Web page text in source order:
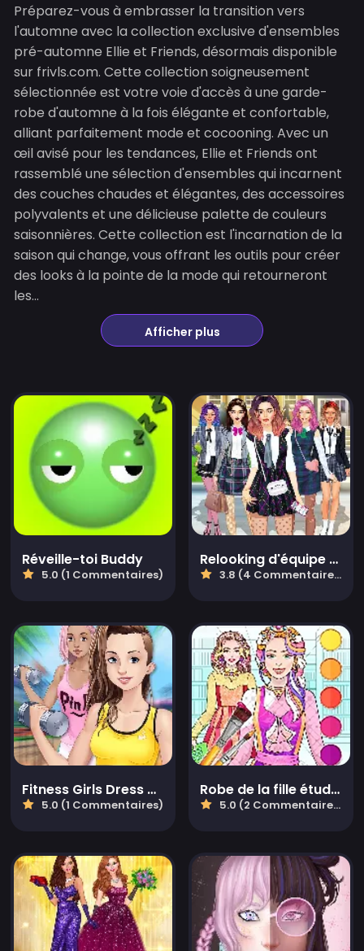
Préparez-vous à embrasser la transition vers
l'automne avec la collection exclusive d'ensembles
pré-automne Ellie et Friends, désormais disponible
sur frivls.com. Cette collection soigneusement
sélectionnée est votre voie d'accès à une garde-
robe d'automne à la fois élégante et confortable,
alliant parfaitement mode et cocooning. Avec un
œil avisé pour les tendances, Ellie et Friends ont
rassemblé une sélection d'ensembles qui incarnent
des couches chaudes et élégantes, des accessoires
polyvalents et une délicieuse palette de couleurs
saisonnières. Cette collection est l'incarnation de la
saison qui change, vous offrant les outils pour créer
des looks à la pointe de la mode qui retourneront
les...
Afficher plus
Réveille-toi Buddy
5.0 (1 Commentaires)
Relooking d'équipe de lycéennes
3.8 (4 Commentaires)
Fitness Girls Dress Up
5.0 (1 Commentaires)
Robe de la fille étudiante à colorier
5.0 (2 Commentaires)